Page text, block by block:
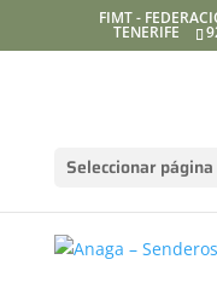
FIMT -
TENERIFE
Seleccionar página